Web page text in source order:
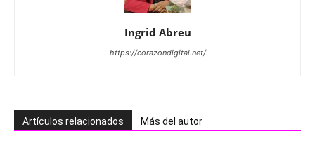
Ingrid Abreu
https://corazondigital.net/
Artículos relacionados Más del autor